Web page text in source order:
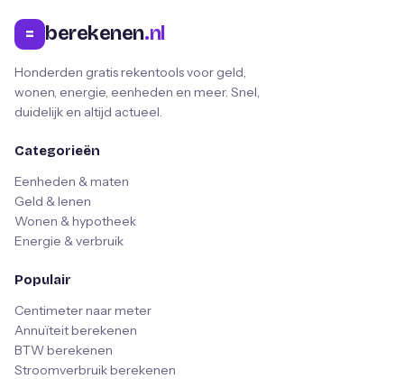
= berekenen.nl
Honderden gratis rekentools voor geld,
wonen, energie, eenheden en meer. Snel,
duidelijk en altijd actueel.
Categorieën
Eenheden & maten
Geld & lenen
Wonen & hypotheek
Energie & verbruik
Populair
Centimeter naar meter
Annuïteit berekenen
BTW berekenen
Stroomverbruik berekenen